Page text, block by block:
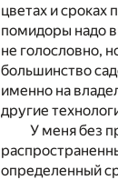
цветах и сроках
помидоры надо
не голословно,
большинство
именно на
другие
У меня без
определенный